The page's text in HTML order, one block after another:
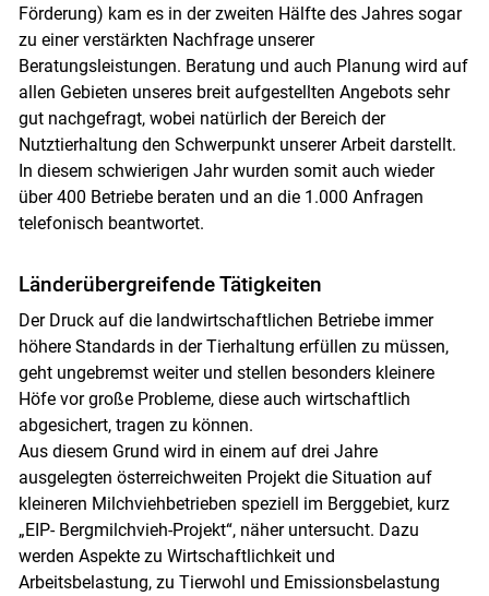
Skip to main content
Förderung) kam es in der zweiten Hälfte des Jahres sogar
zu einer verstärkten Nachfrage unserer
Beratungsleistungen. Beratung und auch Planung wird auf
allen Gebieten unseres breit aufgestellten Angebots sehr
gut nachgefragt, wobei natürlich der Bereich der
Nutztierhaltung den Schwerpunkt unserer Arbeit darstellt.
In diesem schwierigen Jahr wurden somit auch wieder
über 400 Betriebe beraten und an die 1.000 Anfragen
telefonisch beantwortet.
Länderübergreifende Tätigkeiten
Der Druck auf die landwirtschaftlichen Betriebe immer
höhere Standards in der Tierhaltung erfüllen zu müssen,
geht ungebremst weiter und stellen besonders kleinere
Höfe vor große Probleme, diese auch wirtschaftlich
abgesichert, tragen zu können.
Aus diesem Grund wird in einem auf drei Jahre
ausgelegten österreichweiten Projekt die Situation auf
kleineren Milchviehbetrieben speziell im Berggebiet, kurz
„EIP- Bergmilchvieh-Projekt“, näher untersucht. Dazu
werden Aspekte zu Wirtschaftlichkeit und
Arbeitsbelastung, zu Tierwohl und Emissionsbelastung